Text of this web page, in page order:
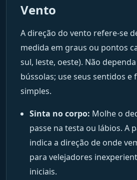
Vento
A direção do vento refere-se
medida em graus ou pontos
sul, leste, oeste). Não
bússolas; use seus sentidos e
simples.
Sinta no corpo: Molhe o
passe na testa ou lábios. A
indica a direção de onde
para velejadores
iniciais.